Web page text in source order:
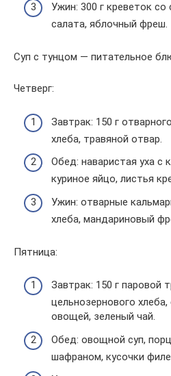
Ужин: 300 г креветок со
салата, яблочный фреш.
Суп с тунцом — питательное
Четверг:
Завтрак: 150 г
хлеба, травяной отвар.
Обед: наваристая уха с
куриное яйцо, листья
Ужин: отварные
хлеба, мандариновый
Пятница:
Завтрак: 150 г паровой
цельнозернового
овощей, зеленый чай.
Обед: овощной суп,
шафраном, кусочки